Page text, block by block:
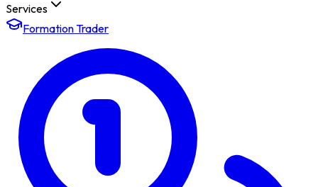
Services
Formation Trader